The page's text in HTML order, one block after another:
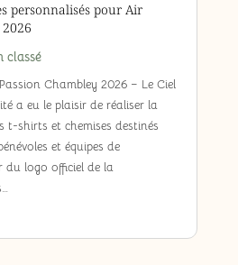
personnalisés pour Air
classé
Chambley 2026 – Le Ciel
a eu le plaisir de réaliser la
t-shirts et chemises destinés
et équipes de
du logo officiel de la